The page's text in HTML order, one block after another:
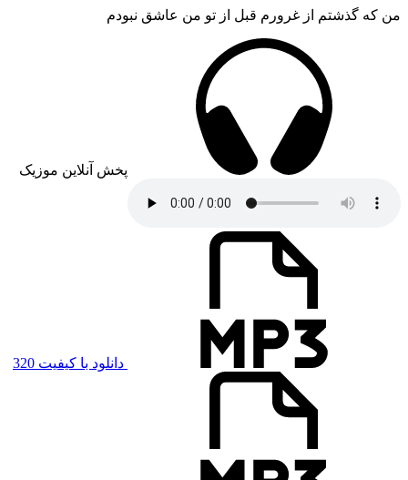
من که گذشتم از غرورم قبل از تو من عاشق نبودم
پخش آنلاین موزیک
دانلود با کیفیت 320